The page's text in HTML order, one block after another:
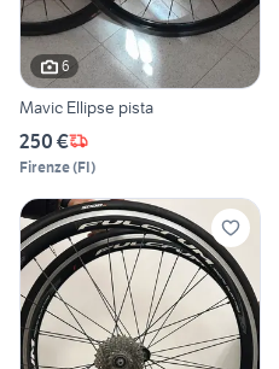
6
Mavic Ellipse pista
250 €
Firenze(FI)